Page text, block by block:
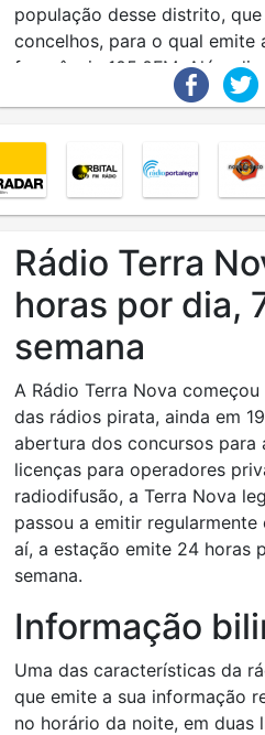
população desse distrito,
concelhos, para o qual emite
frequência 105.0FM. Além
emite também para todo o
Nova
de
Maio,
Rádio Terra
horas por dia,
semana
A Rádio Terra Nova
das rádios pirata, ainda em
abertura dos concursos para
licenças para operadores
radiodifusão, a Terra Nova
passou a emitir regularmente
aí, a estação emite 24 horas
semana.
Informação
Uma das características da
que emite a sua informação
no horário da noite, em duas